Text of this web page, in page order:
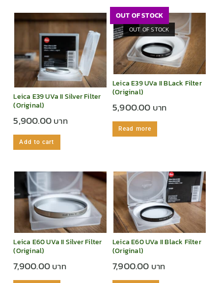
Leica E39 UVa II Silver Filter
(Original)
5,900.00
Add to cart
OUT OF STOCK
OUT OF STOCK
Leica E39 UVa II BLack Filter
(Original)
5,900.00
Read more
Leica E60 UVa II Silver Filter
(Original)
7,900.00
Leica E60 UVa II Black Filter
(Original)
7,900.00